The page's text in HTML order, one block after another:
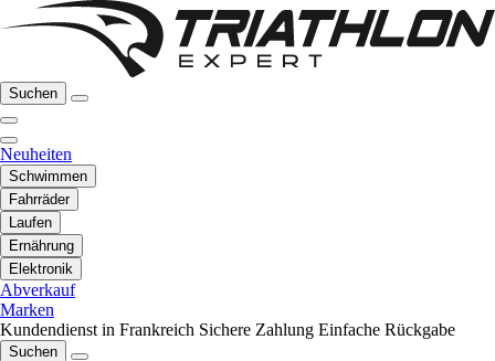
Suchen
Neuheiten
Schwimmen
Fahrräder
Laufen
Ernährung
Elektronik
Abverkauf
Marken
Kundendienst in Frankreich Sichere Zahlung Einfache Rückgabe
Suchen